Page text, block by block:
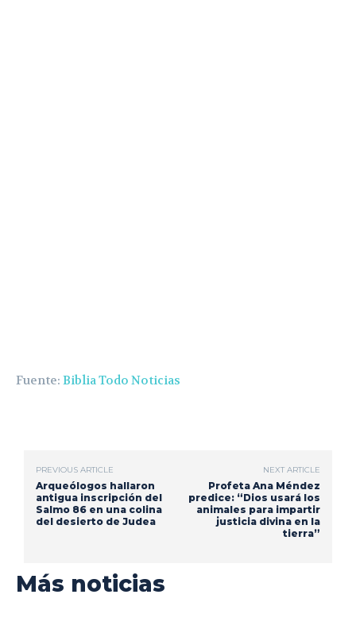
Fuente: Biblia Todo Noticias
PREVIOUS ARTICLE
Arqueólogos hallaron
antigua inscripción del
Salmo 86 en una colina
del desierto de Judea
NEXT ARTICLE
Profeta Ana Méndez
predice: “Dios usará los
animales para impartir
justicia divina en la
tierra”
Más noticias